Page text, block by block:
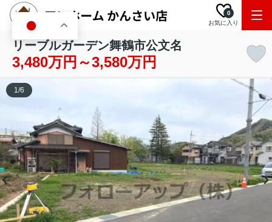
お気に入り
0
リーブルガーデン舞鶴市公文名
3,480万円～3,580万円
1/6